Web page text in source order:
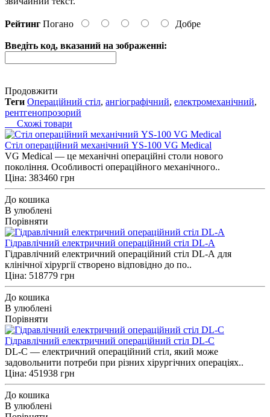
Рейтинг Погано Добре
Введіть код, вказаний на зображенні:
Продовжити
Теги Операційний стіл, ангіографічний, електромеханічний,
рентгенопрозорий
Схожі товари
Cтіл операційний механічний YS-100 VG Medical
VG Medical — це механічні операційні столи нового
покоління. Особливості операційного механічного..
Ціна: 383460 грн
До кошика
В улюблені
Порівняти
Гідравлічний електричний операційний стіл DL-A
Гідравлічний електричний операційний стіл DL-A для
клінічної хірургії створено відповідно до по..
Ціна: 518779 грн
До кошика
В улюблені
Порівняти
Гідравлічний електричний операційний стіл DL-C
DL-С — електричний операційний стіл, який може
задовольнити потреби при різних хірургічних операціях..
Ціна: 451938 грн
До кошика
В улюблені